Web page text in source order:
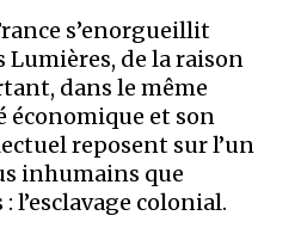
s’enorgueillit
Lumières, de la raison
dans le même
économique et son
reposent sur l’un
inhumains que
l’esclavage colonial.